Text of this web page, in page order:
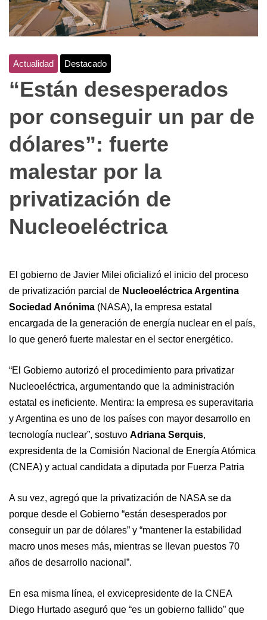
Actualidad Destacado
“Están desesperados
por conseguir un par de
dólares”: fuerte
malestar por la
privatización de
Nucleoeléctrica
El gobierno de Javier Milei oficializó el inicio del proceso
de privatización parcial de Nucleoeléctrica Argentina
Sociedad Anónima (NASA), la empresa estatal
encargada de la generación de energía nuclear en el país,
lo que generó fuerte malestar en el sector energético.
“El Gobierno autorizó el procedimiento para privatizar
Nucleoeléctrica, argumentando que la administración
estatal es ineficiente. Mentira: la empresa es superavitaria
y Argentina es uno de los países con mayor desarrollo en
tecnología nuclear”, sostuvo Adriana Serquis,
expresidenta de la Comisión Nacional de Energía Atómica
(CNEA) y actual candidata a diputada por Fuerza Patria
A su vez, agregó que la privatización de NASA se da
porque desde el Gobierno “están desesperados por
conseguir un par de dólares” y “mantener la estabilidad
macro unos meses más, mientras se llevan puestos 70
años de desarrollo nacional”.
En esa misma línea, el exvicepresidente de la CNEA
Diego Hurtado aseguró que “es un gobierno fallido” que